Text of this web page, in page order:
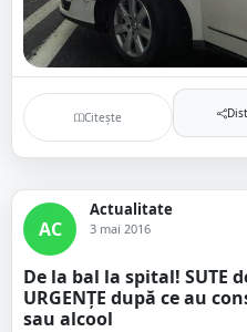
Citește
AC
Actualitate
3 mai 2016
De la bal la spital! SUTE
URGENȚE după ce au
sau alcool